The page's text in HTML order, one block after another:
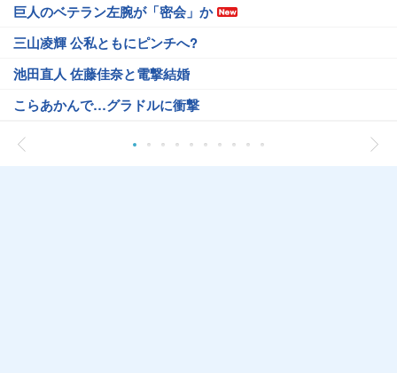
巨人のベテラン左腕が「密会」か
三山凌輝 公私ともにピンチへ?
池田直人 佐藤佳奈と電撃結婚
こらあかんで…グラドルに衝撃